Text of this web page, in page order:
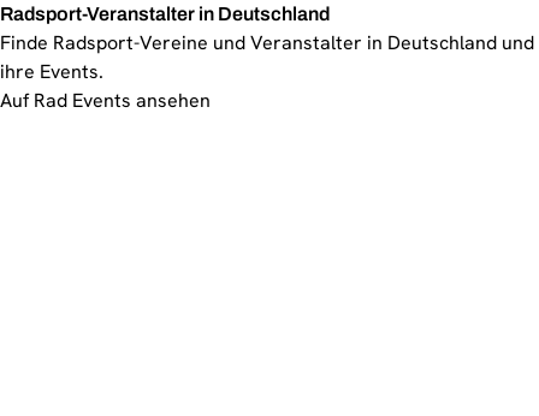
Radsport-Veranstalter in Deutschland
Finde Radsport-Vereine und Veranstalter in Deutschland und
ihre Events.
Auf Rad Events ansehen